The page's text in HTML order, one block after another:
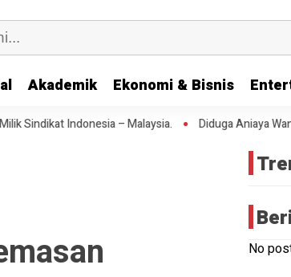
Akademik Ekonomi & Bisnis
Indonesia – Malaysia. Diduga Aniaya Wanita
No